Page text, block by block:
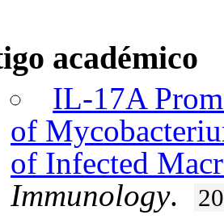
académico
IL-17A
of
of Infected
Immunology.